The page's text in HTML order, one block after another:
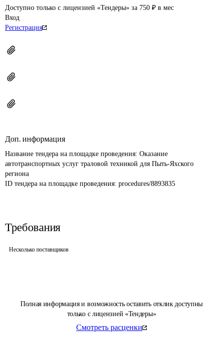
Полная информация и возможность оставить отклик доступны
только с лицензией «Тендеры»
Смотреть расценки
Доступно только с лицензией «Тендеры» за 750 ₽ в мес
Вход
Регистрация
Доп. информация
Название тендера на площадке проведения: Оказание
автотранспортных услуг траловой техникой для Пыть-Яхского
региона
ID тендера на площадке проведения: procedures/8893835
Требования
Несколько поставщиков